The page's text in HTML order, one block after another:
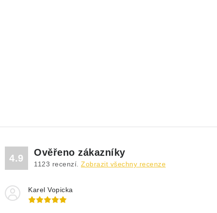
4.9
Ověřeno zákazníky
1123 recenzí. Zobrazit všechny recenze
Karel Vopicka